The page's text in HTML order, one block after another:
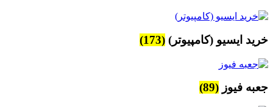
خرید ایسیو (کامپیوتر) (173)
جعبه فیوز (89)